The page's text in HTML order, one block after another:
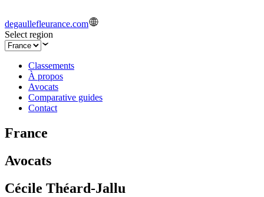
degaullefleurance.com
Select region
Classements
À propos
Avocats
Comparative guides
Contact
France
Avocats
Cécile Théard-Jallu